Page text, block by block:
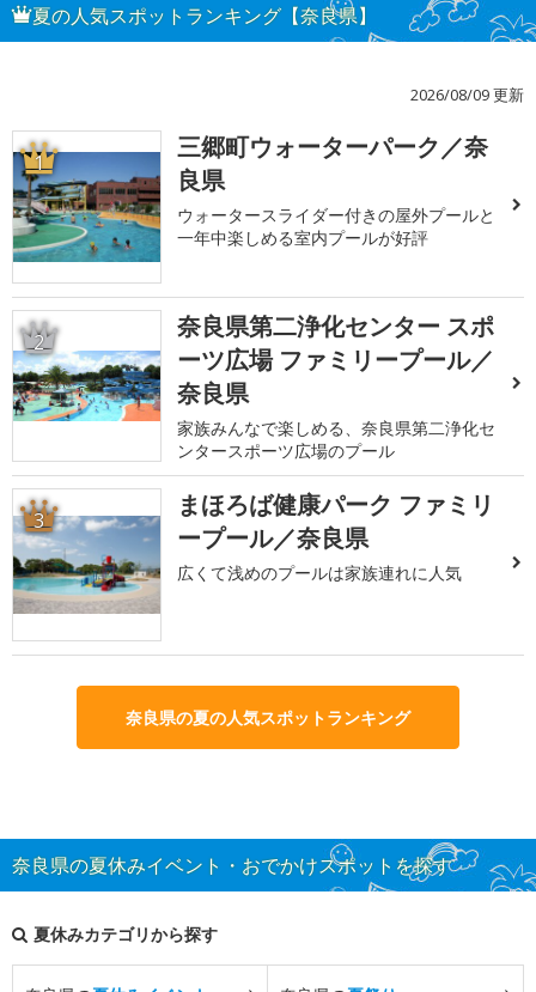
夏の人気スポットランキング【奈良県】
2026/08/09 更新
1
三郷町ウォーターパーク／奈
良県
ウォータースライダー付きの屋外プールと
一年中楽しめる室内プールが好評
2
奈良県第二浄化センター スポ
ーツ広場 ファミリープール／
奈良県
家族みんなで楽しめる、奈良県第二浄化セ
ンタースポーツ広場のプール
3
まほろば健康パーク ファミリ
ープール／奈良県
広くて浅めのプールは家族連れに人気
奈良県の夏の人気スポットランキング
奈良県の夏休みイベント・おでかけスポットを探す
夏休みカテゴリから探す